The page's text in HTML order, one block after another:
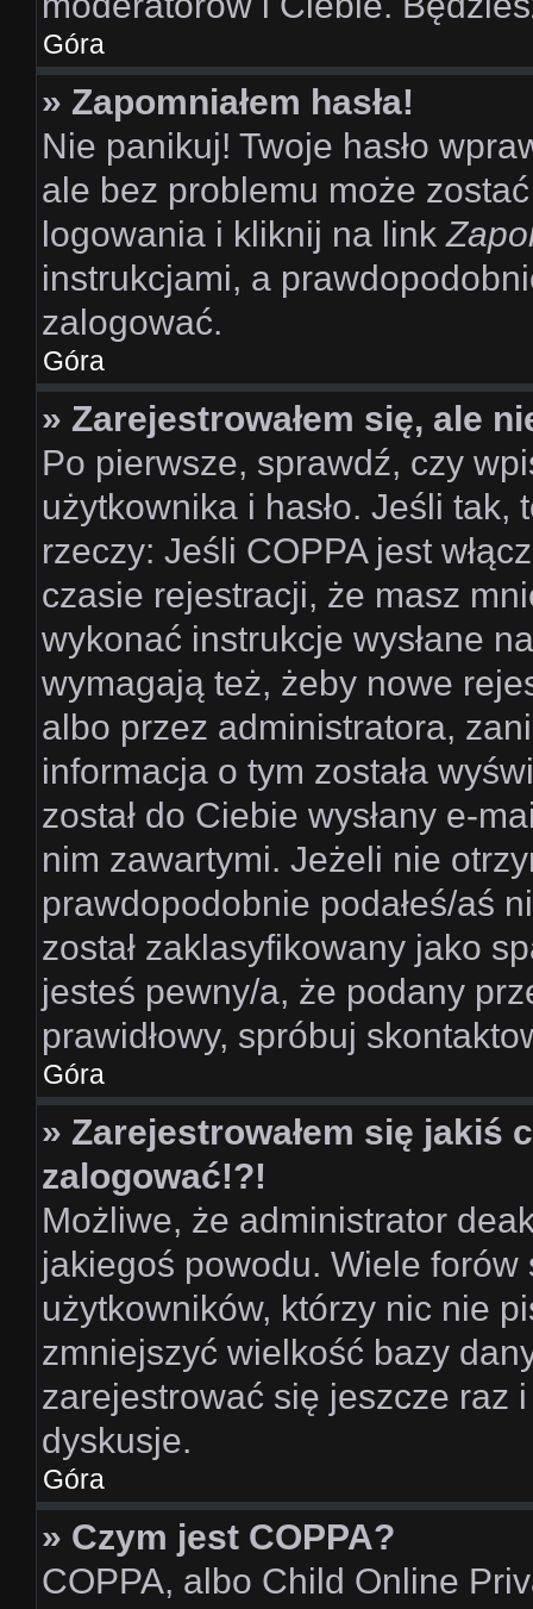
Góra
» Zapomniałem hasła!
Nie panikuj! Twoje hasło
ale bez problemu może
logowania i kliknij na link
instrukcjami, a
zalogować.
Góra
» Zarejestrowałem się, ale
Po pierwsze, sprawdź, czy
użytkownika i hasło. Jeśli tak,
rzeczy: Jeśli COPPA jest
czasie rejestracji, że masz
wykonać instrukcje wysłane
wymagają też, żeby nowe
albo przez administratora,
informacja o tym została
został do Ciebie wysłany e-
nim zawartymi. Jeżeli nie
prawdopodobnie podałeś/aś
został zaklasyfikowany jako
jesteś pewny/a, że podany
prawidłowy, spróbuj
Góra
» Zarejestrowałem się jakiś
zalogować!?!
Możliwe, że administrator
jakiegoś powodu. Wiele
użytkowników, którzy nic nie
zmniejszyć wielkość bazy
zarejestrować się jeszcze raz
dyskusje.
Góra
» Czym jest COPPA?
COPPA, albo Child Online